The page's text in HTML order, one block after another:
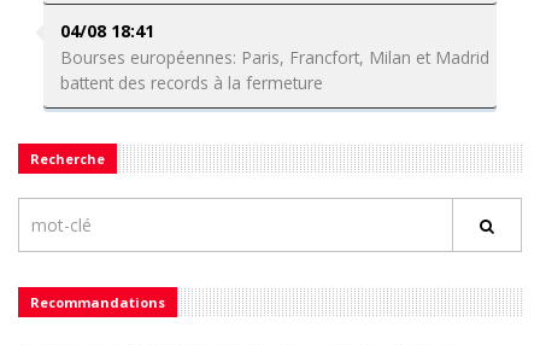
04/08 18:41
Bourses européennes: Paris, Francfort, Milan et Madrid
battent des records à la fermeture
Recherche
Recommandations